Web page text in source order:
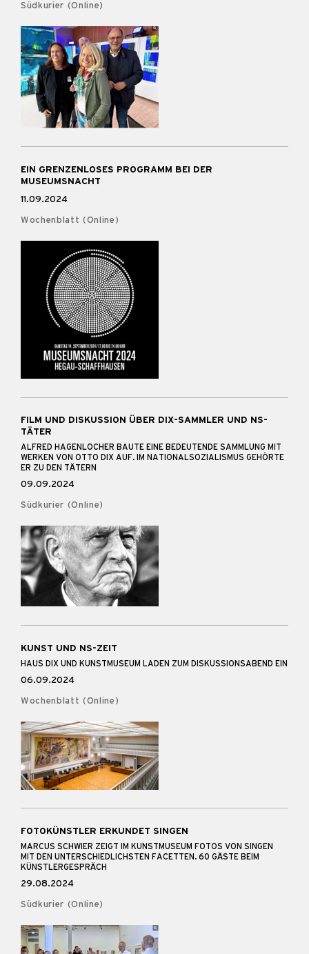
Südkurier (Online)
EIN GRENZENLOSES PROGRAMM BEI DER
MUSEUMSNACHT
11.09.2024
Wochenblatt (Online)
FILM UND DISKUSSION ÜBER DIX-SAMMLER UND NS-
TÄTER
ALFRED HAGENLOCHER BAUTE EINE BEDEUTENDE SAMMLUNG MIT
WERKEN VON OTTO DIX AUF. IM NATIONALSOZIALISMUS GEHÖRTE
ER ZU DEN TÄTERN
09.09.2024
Südkurier (Online)
KUNST UND NS-ZEIT
HAUS DIX UND KUNSTMUSEUM LADEN ZUM DISKUSSIONSABEND EIN
06.09.2024
Wochenblatt (Online)
FOTOKÜNSTLER ERKUNDET SINGEN
MARCUS SCHWIER ZEIGT IM KUNSTMUSEUM FOTOS VON SINGEN
MIT DEN UNTERSCHIEDLICHSTEN FACETTEN. 60 GÄSTE BEIM
KÜNSTLERGESPRÄCH
29.08.2024
Südkurier (Online)